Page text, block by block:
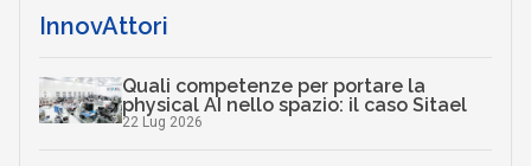
InnovAttori
Quali competenze per portare la
physical AI nello spazio: il caso Sitael
22 Lug 2026